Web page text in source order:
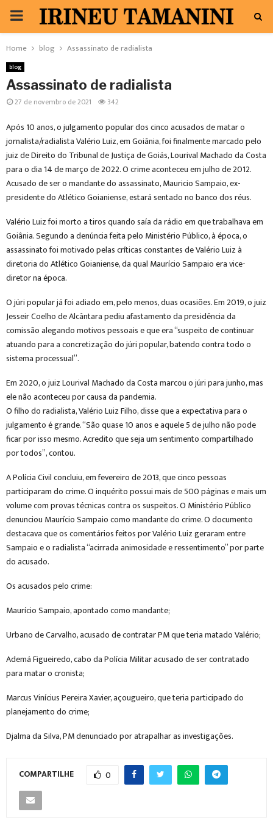
PRIMARY
MENU
Home blog Assassinato de radialista
blog
Assassinato de radialista
27 de novembro de 2021 342
Após 10 anos, o julgamento popular dos cinco acusados de matar o
jornalista/radialista Valério Luiz, em Goiânia, foi finalmente marcado pelo
juiz de Direito do Tribunal de Justiça de Goiás, Lourival Machado da Costa
para o dia 14 de março de 2022. O crime aconteceu em julho de 2012.
Acusado de ser o mandante do assassinato, Mauricio Sampaio, ex-
presidente do Atlético Goianiense, estará sentado no banco dos réus.
Valério Luiz foi morto a tiros quando saía da rádio em que trabalhava em
Goiânia. Segundo a denúncia feita pelo Ministério Público, à época, o
assassinato foi motivado pelas críticas constantes de Valério Luiz à
diretoria do Atlético Goianiense, da qual Maurício Sampaio era vice-
diretor na época.
O júri popular já foi adiado em, pelo menos, duas ocasiões. Em 2019, o juiz
Jesseir Coelho de Alcântara pediu afastamento da presidência da
comissão alegando motivos pessoais e que era “suspeito de continuar
atuando para a concretização do júri popular, batendo contra todo o
sistema processual”.
Em 2020, o juiz Lourival Machado da Costa marcou o júri para junho, mas
ele não aconteceu por causa da pandemia.
O filho do radialista, Valério Luiz Filho, disse que a expectativa para o
julgamento é grande. “São quase 10 anos e aquele 5 de julho não pode
ficar por isso mesmo. Acredito que seja um sentimento compartilhado
por todos”, contou.
A Polícia Civil concluiu, em fevereiro de 2013, que cinco pessoas
participaram do crime. O inquérito possui mais de 500 páginas e mais um
volume com provas técnicas contra os suspeitos. O Ministério Público
denunciou Maurício Sampaio como mandante do crime. O documento
destacava que os comentários feitos por Valério Luiz geraram entre
Sampaio e o radialista “acirrada animosidade e ressentimento” por parte
do acusado.
Os acusados pelo crime:
Maurício Sampaio, apontado como mandante;
Urbano de Carvalho, acusado de contratar PM que teria matado Valério;
Ademá Figueiredo, cabo da Polícia Militar acusado de ser contratado
para matar o cronista;
Marcus Vinícius Pereira Xavier, açougueiro, que teria participado do
planejamento do crime;
Djalma da Silva, PM denunciado por atrapalhar as investigações.
COMPARTILHE 0